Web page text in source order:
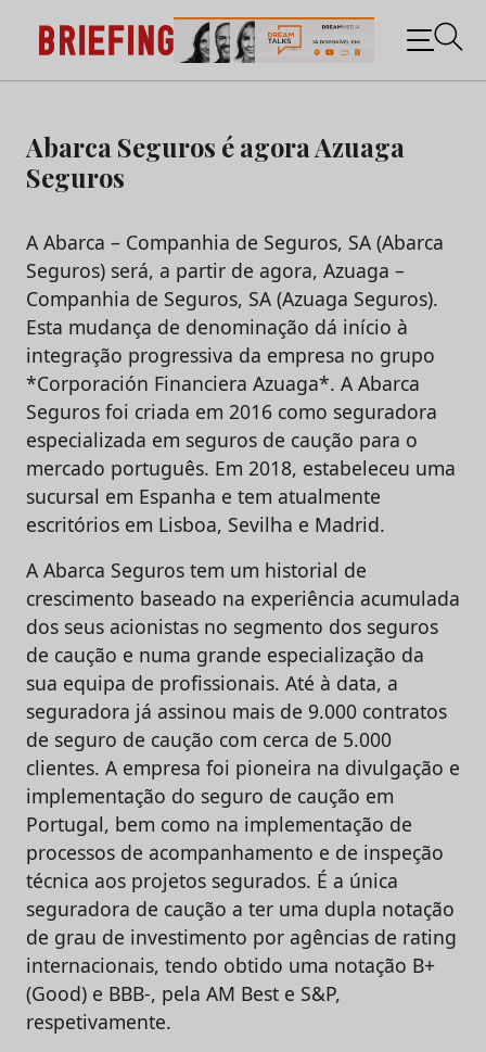
content
Briefing: Todas as notícias sobre os negócios do
Marketing e da Publicidade
Abarca Seguros é agora Azuaga
Seguros
A Abarca – Companhia de Seguros, SA (Abarca
Seguros) será, a partir de agora, Azuaga –
Companhia de Seguros, SA (Azuaga Seguros).
Esta mudança de denominação dá início à
integração progressiva da empresa no grupo
*Corporación Financiera Azuaga*. A Abarca
Seguros foi criada em 2016 como seguradora
especializada em seguros de caução para o
mercado português. Em 2018, estabeleceu uma
sucursal em Espanha e tem atualmente
escritórios em Lisboa, Sevilha e Madrid.
A Abarca Seguros tem um historial de
crescimento baseado na experiência acumulada
dos seus acionistas no segmento dos seguros
de caução e numa grande especialização da
sua equipa de profissionais. Até à data, a
seguradora já assinou mais de 9.000 contratos
de seguro de caução com cerca de 5.000
clientes. A empresa foi pioneira na divulgação e
implementação do seguro de caução em
Portugal, bem como na implementação de
processos de acompanhamento e de inspeção
técnica aos projetos segurados. É a única
seguradora de caução a ter uma dupla notação
de grau de investimento por agências de rating
internacionais, tendo obtido uma notação B+
(Good) e BBB-, pela AM Best e S&P,
respetivamente.